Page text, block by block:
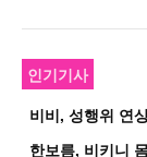
인기기사
한보름, 비키니